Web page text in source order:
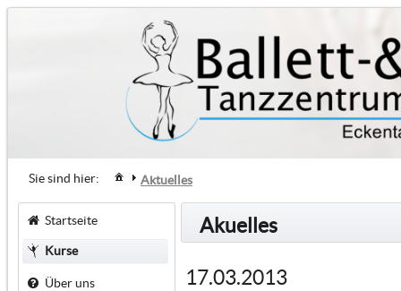
Sie sind hier: Aktuelles
Startseite
Kurse
Über uns
Akuelles
17.03.2013